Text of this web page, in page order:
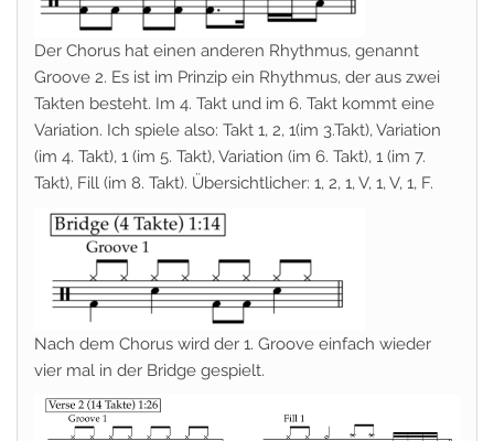
Der Chorus hat einen anderen Rhythmus, genannt
Groove 2. Es ist im Prinzip ein Rhythmus, der aus zwei
Takten besteht. Im 4. Takt und im 6. Takt kommt eine
Variation. Ich spiele also: Takt 1, 2, 1(im 3.Takt), Variation
(im 4. Takt), 1 (im 5. Takt), Variation (im 6. Takt), 1 (im 7.
Takt), Fill (im 8. Takt). Übersichtlicher: 1, 2, 1, V, 1, V, 1, F.
Nach dem Chorus wird der 1. Groove einfach wieder
vier mal in der Bridge gespielt.